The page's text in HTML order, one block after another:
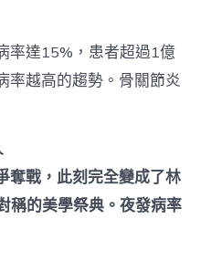
億
人，
被
稱
致
殘
性
疾
率達15%，患者超過1億
率越高的趨勢。骨關節炎
奪戰，此刻完全變成了林
稱的美學祭典。夜發病率